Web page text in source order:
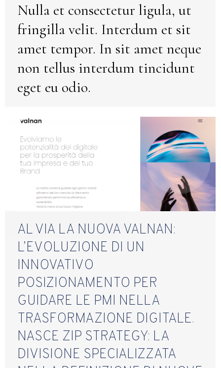
Nulla et consectetur ligula, ut
fringilla velit. Interdum et sit
amet tempor. In sit amet neque
non tellus interdum tincidunt
eget eu odio.
AL VIA LA NUOVA VALNAN:
L’EVOLUZIONE DI UN
INNOVATIVO
POSIZIONAMENTO PER
GUIDARE LE PMI NELLA
TRASFORMAZIONE DIGITALE.
NASCE ZIP STRATEGY: LA
DIVISIONE SPECIALIZZATA